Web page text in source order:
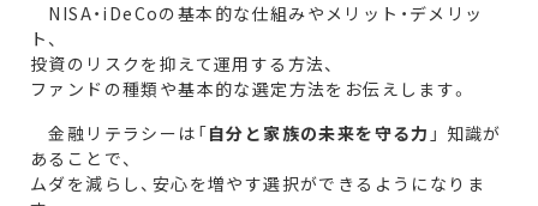
NISA・iDeCoの基本的な仕組みやメリット・デメリッ
ト、
投資のリスクを抑えて運用する方法、
ファンドの種類や基本的な選定方法をお伝えします。
金融リテラシーは「自分と家族の未来を守る力 」 知識が
あることで、
ムダを減らし、安心を増やす選択ができるようになりま